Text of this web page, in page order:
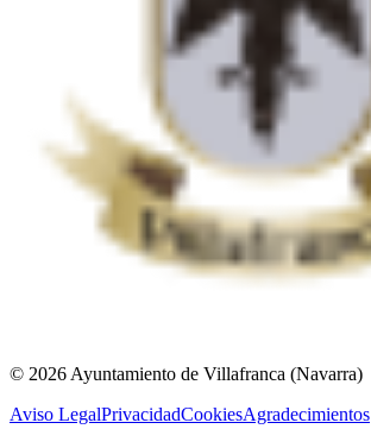
© 2026 Ayuntamiento de Villafranca (Navarra)
Aviso LegalPrivacidadCookiesAgradecimientos